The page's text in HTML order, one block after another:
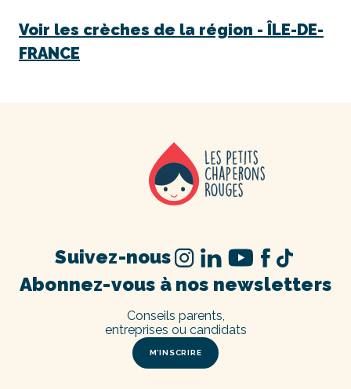
Voir les crèches de la région - ÎLE-DE-
FRANCE
Abonnez-vous à nos newsletters
M’INSCRIRE
Conseils parents,
entreprises ou candidats
Suivez-nous